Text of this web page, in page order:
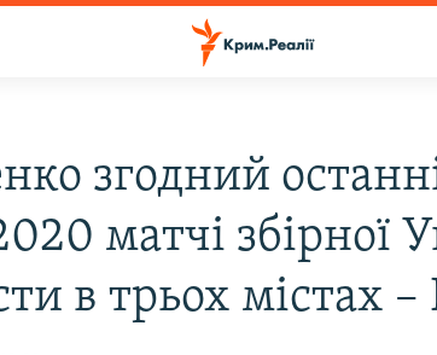
згодний
матчі збірної
в трьох містах